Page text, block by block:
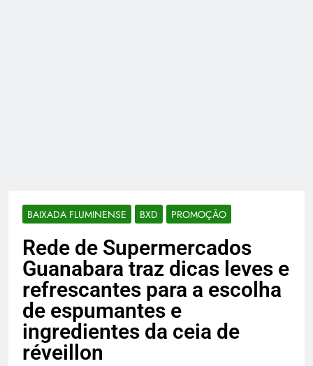
BAIXADA FLUMINENSE BXD PROMOÇÃO
Rede de Supermercados
Guanabara traz dicas leves e
refrescantes para a escolha
de espumantes e
ingredientes da ceia de
réveillon